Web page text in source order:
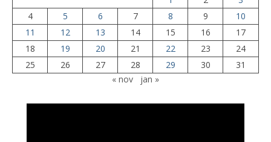
4
5 6 7 8 9
10
11
12 13 14 15 16
17
18
19 20 21 22 23
24
25
26 27 28 29 30
31
« nov
jan »